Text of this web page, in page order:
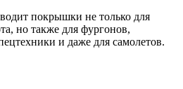
покрышки не только для
но также для фургонов,
и даже для самолетов.